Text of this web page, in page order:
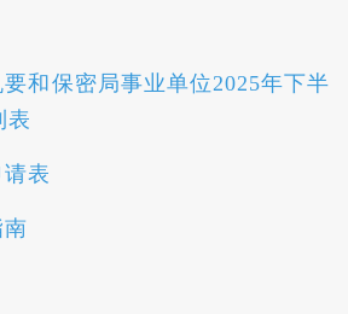
和保密局事业单位2025年下半
表
表
南